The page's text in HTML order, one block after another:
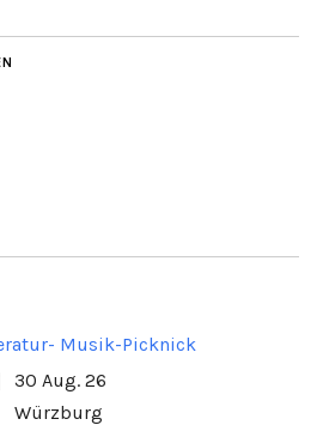
Musik-Picknick
30 Aug. 26
Würzburg